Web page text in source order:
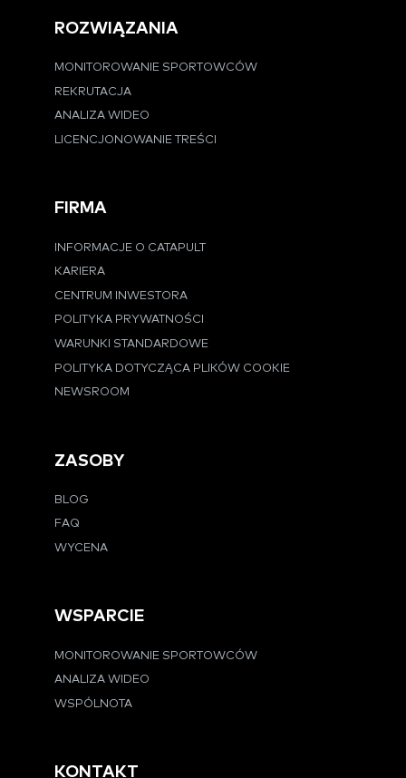
ROZWIĄZANIA
MONITOROWANIE SPORTOWCÓW
REKRUTACJA
ANALIZA WIDEO
LICENCJONOWANIE TREŚCI
FIRMA
INFORMACJE O CATAPULT
KARIERA
CENTRUM INWESTORA
POLITYKA PRYWATNOŚCI
WARUNKI STANDARDOWE
POLITYKA DOTYCZĄCA PLIKÓW COOKIE
NEWSROOM
ZASOBY
BLOG
FAQ
WYCENA
WSPARCIE
MONITOROWANIE SPORTOWCÓW
ANALIZA WIDEO
WSPÓLNOTA
KONTAKT